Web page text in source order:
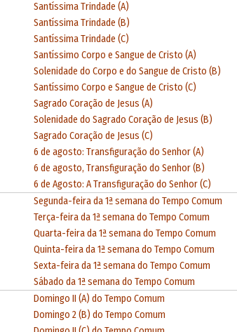
Santíssima Trindade (A)
Santíssima Trindade (B)
Santíssima Trindade (C)
Santíssimo Corpo e Sangue de Cristo (A)
Solenidade do Corpo e do Sangue de Cristo (B)
Santíssimo Corpo e Sangue de Cristo (C)
Sagrado Coração de Jesus (A)
Solenidade do Sagrado Coração de Jesus (B)
Sagrado Coração de Jesus (C)
6 de agosto: Transfiguração do Senhor (A)
6 de agosto, Transfiguração do Senhor (B)
6 de Agosto: A Transfiguração do Senhor (C)
Segunda-feira da 1ª semana do Tempo Comum
Terça-feira da 1ª semana do Tempo Comum
Quarta-feira da 1ª semana do Tempo Comum
Quinta-feira da 1ª semana do Tempo Comum
Sexta-feira da 1ª semana do Tempo Comum
Sábado da 1ª semana do Tempo Comum
Domingo II (A) do Tempo Comum
Domingo 2 (B) do Tempo Comum